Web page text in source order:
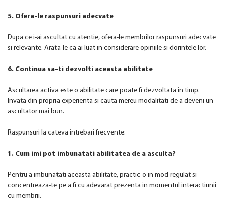
5. Ofera-le raspunsuri adecvate
Dupa ce i-ai ascultat cu atentie, ofera-le membrilor raspunsuri adecvate
si relevante. Arata-le ca ai luat in considerare opiniile si dorintele lor.
6. Continua sa-ti dezvolti aceasta abilitate
Ascultarea activa este o abilitate care poate fi dezvoltata in timp.
Invata din propria experienta si cauta mereu modalitati de a deveni un
ascultator mai bun.
Raspunsuri la cateva intrebari frecvente:
1. Cum imi pot imbunatati abilitatea de a asculta?
Pentru a imbunatati aceasta abilitate, practic-o in mod regulat si
concentreaza-te pe a fi cu adevarat prezenta in momentul interactiunii
cu membrii.